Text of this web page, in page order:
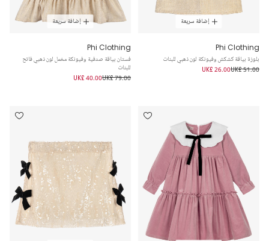
إضافة سريعة
Phi Clothing
بلوزة بياقة كشكش وفيونكة لون ذهبي للبنات
UK£ 51.00
UK£ 26.00
إضافة سريعة
Phi Clothing
فستان بياقة صدفية وفيونكة مخمل لون ذهبي فاتح
للبنات
UK£ 79.00
UK£ 40.00